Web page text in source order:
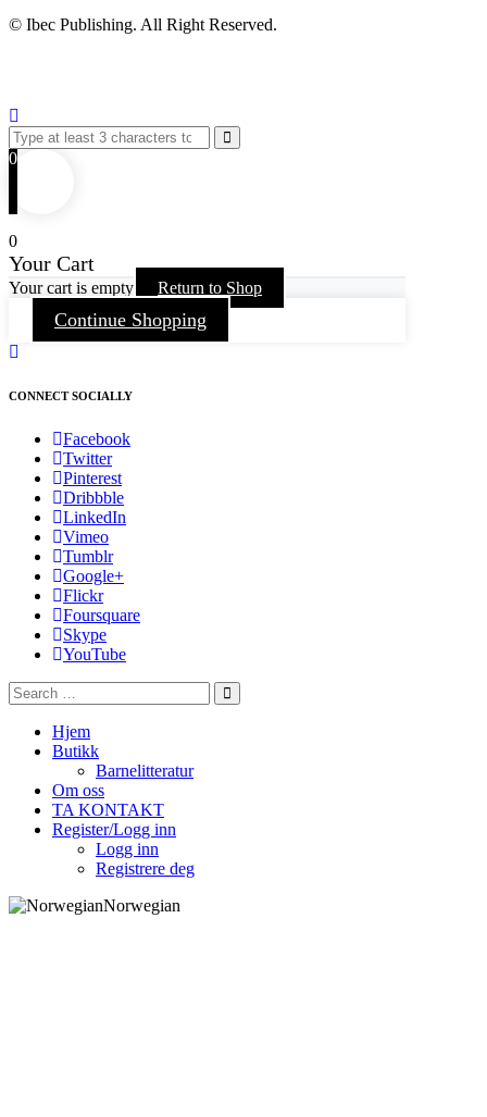
© Ibec Publishing. All Right Reserved.
0
0
Your Cart
Your cart is empty Return to Shop
Continue Shopping
CONNECT SOCIALLY
Facebook
Twitter
Pinterest
Dribbble
LinkedIn
Vimeo
Tumblr
Google+
Flickr
Foursquare
Skype
YouTube
Hjem
Butikk
Barnelitteratur
Om oss
TA KONTAKT
Register/Logg inn
Logg inn
Registrere deg
Norwegian